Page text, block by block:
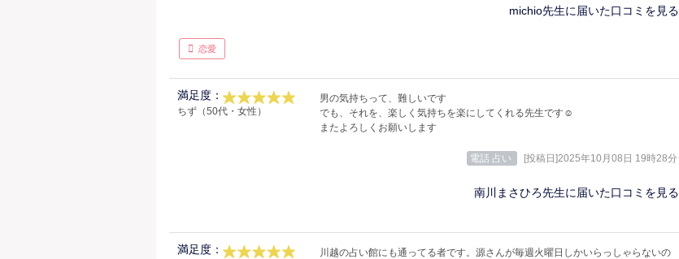
michio先生に届いた口コミを見る
恋愛
満足度：
ちず（50代・女性）
男の気持ちって、難しいです
でも、それを、楽しく気持ちを楽にしてくれる先生です☺️
またよろしくお願いします
電話 占い [投稿日]2025年10月08日 19時28分
南川まさひろ先生に届いた口コミを見る
満足度：
川越の占い館にも通ってる者です。源さんが毎週火曜日しかいらっしゃらないの